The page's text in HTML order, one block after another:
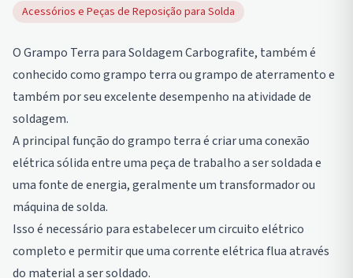
Acessórios e Peças de Reposição para Solda
O Grampo Terra para Soldagem Carbografite, também é
conhecido como grampo terra ou grampo de aterramento e
também por seu excelente desempenho na atividade de
soldagem.
A principal função do grampo terra é criar uma conexão
elétrica sólida entre uma peça de trabalho a ser soldada e
uma fonte de energia, geralmente um transformador ou
máquina de solda.
Isso é necessário para estabelecer um circuito elétrico
completo e permitir que uma corrente elétrica flua através
do material a ser soldado.